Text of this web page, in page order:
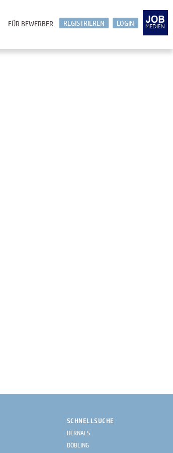
LOGIN
REGISTRIEREN
FÜR BEWERBER
SCHNELLSUCHE
HERNALS
DÖBLING